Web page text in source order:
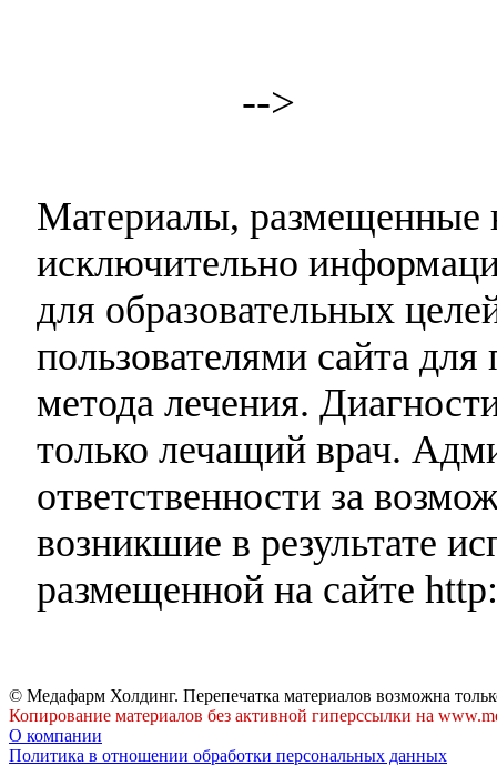
-->
Материалы, размещенные
исключительно
для образовательных
пользователями сайта
метода лечения.
только лечащий врач.
ответственности за
возникшие в результате
размещенной на сайте
© Медафарм Холдинг. Перепечатка материалов возможна
Копирование материалов без активной гиперссылки на
О компании
Политика в отношении обработки персональных данных